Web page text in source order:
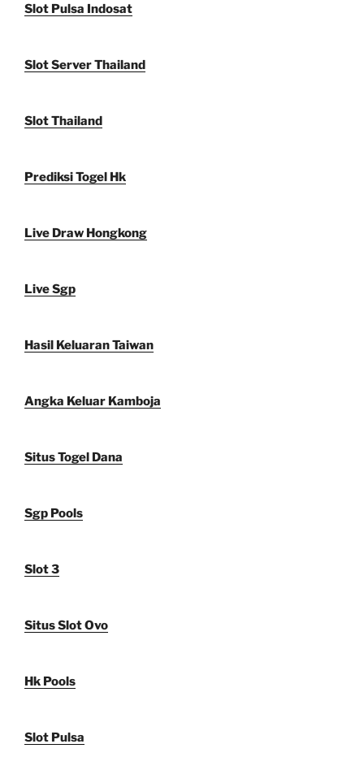
Slot Pulsa Indosat
Slot Server Thailand
Slot Thailand
Prediksi Togel Hk
Live Draw Hongkong
Live Sgp
Hasil Keluaran Taiwan
Angka Keluar Kamboja
Situs Togel Dana
Sgp Pools
Slot 3
Situs Slot Ovo
Hk Pools
Slot Pulsa